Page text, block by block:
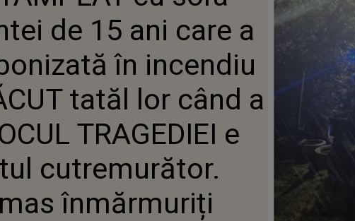
FĂCUT TATĂL LOR CÂND A AJUNS LA
LOCUL TRAGEDIEI E DE-A DREPTUL
CUTREMURĂTOR. TOȚI AU RĂMAS
ÎNMĂRMURIȚI
de 15 ani care a
în incendiu
tatăl lor când a
TRAGEDIEI e
cutremurător.
înmărmuriți